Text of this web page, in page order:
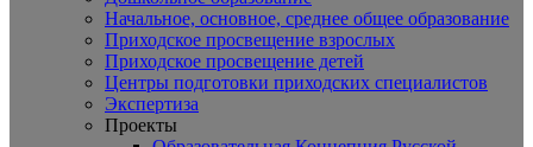
Начальное, основное, среднее общее образование
Приходское просвещение взрослых
Приходское просвещение детей
Центры подготовки приходских специалистов
Экспертиза
Проекты